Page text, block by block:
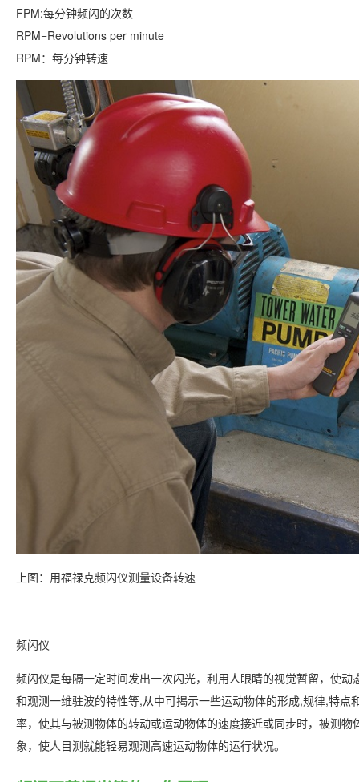
FPM:每分钟频闪的次数
RPM=Revolutions per minute
RPM：每分钟转速
上图：用福禄克频闪仪测量设备转速
频闪仪
频闪仪是每隔一定时间发出一次闪光，利用人眼睛的视觉暂留，使
和观测一维驻波的特性等,从中可揭示一些运动物体的形成,规律,特
率，使其与被测物体的转动或运动物体的速度接近或同步时，被测
象，使人目测就能轻易观测高速运动物体的运行状况。